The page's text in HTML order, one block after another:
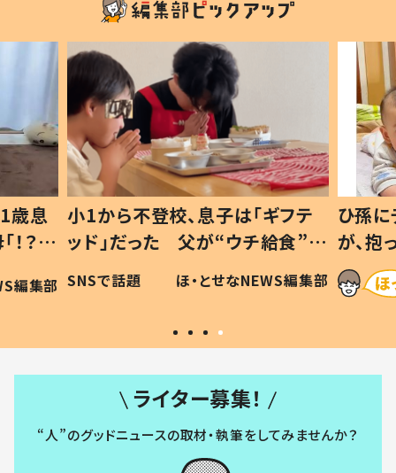
歳息
？」
編集部
小1から不登校、息子は「ギフテ
ッド」だった 父が“ウチ給食”を
作り続ける理由とは #令和の親
#令和の子
SNSで話題 ほ・とせなNEWS編集部
ひ孫
が、
「涙が
い」
ライター募集！
“人”のグッドニュースの取材・執筆をしてみませんか？